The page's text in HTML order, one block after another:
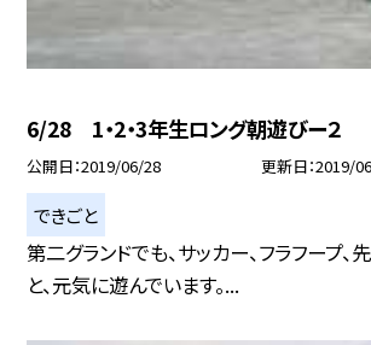
6/28 1・2・3年生ロング朝遊びー２
公開日 2019/06/28 更新日 2019/
できごと
第二グランドでも、サッカー、フラフープ
と、元気に遊んでいます。...